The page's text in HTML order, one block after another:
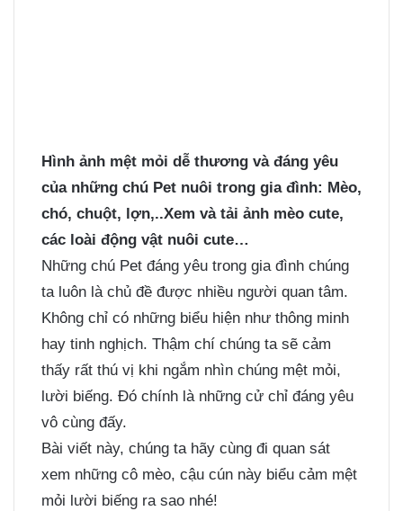
Hình ảnh mệt mỏi dễ thương và đáng yêu
của những chú Pet nuôi trong gia đình: Mèo,
chó, chuột, lợn,..Xem và tải ảnh mèo cute,
các loài động vật nuôi cute…
Những chú Pet đáng yêu trong gia đình chúng
ta luôn là chủ đề được nhiều người quan tâm.
Không chỉ có những biểu hiện như thông minh
hay tinh nghịch. Thậm chí chúng ta sẽ cảm
thấy rất thú vị khi ngắm nhìn chúng mệt mỏi,
lười biếng. Đó chính là những cử chỉ đáng yêu
vô cùng đấy.
Bài viết này, chúng ta hãy cùng đi quan sát
xem những cô mèo, cậu cún này biểu cảm mệt
mỏi lười biếng ra sao nhé!